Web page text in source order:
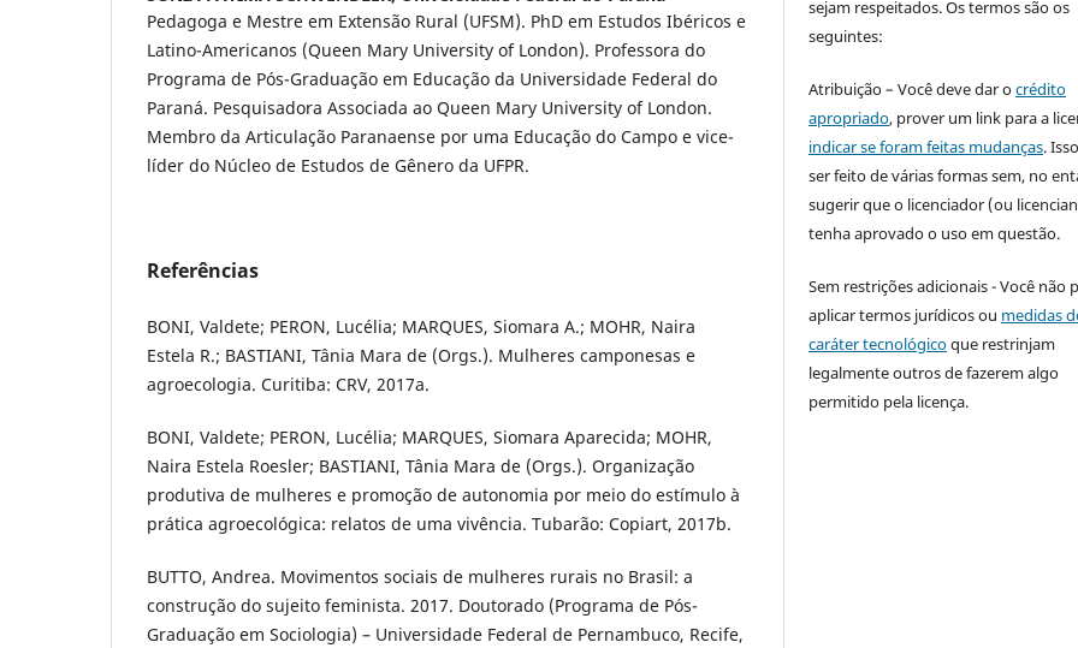
Pedagoga e Mestre em Extensão Rural (UFSM). PhD em Estudos Ibéricos e
Latino-Americanos (Queen Mary University of London). Professora do
Programa de Pós-Graduação em Educação da Universidade Federal do
Paraná. Pesquisadora Associada ao Queen Mary University of London.
Membro da Articulação Paranaense por uma Educação do Campo e vice-
líder do Núcleo de Estudos de Gênero da UFPR.
Referências
BONI, Valdete; PERON, Lucélia; MARQUES, Siomara A.; MOHR, Naira
Estela R.; BASTIANI, Tânia Mara de (Orgs.). Mulheres camponesas e
agroecologia. Curitiba: CRV, 2017a.
BONI, Valdete; PERON, Lucélia; MARQUES, Siomara Aparecida; MOHR,
Naira Estela Roesler; BASTIANI, Tânia Mara de (Orgs.). Organização
produtiva de mulheres e promoção de autonomia por meio do estímulo à
prática agroecológica: relatos de uma vivência. Tubarão: Copiart, 2017b.
BUTTO, Andrea. Movimentos sociais de mulheres rurais no Brasil: a
construção do sujeito feminista. 2017. Doutorado (Programa de Pós-
Graduação em Sociologia) – Universidade Federal de Pernambuco, Recife,
sejam respeitados. Os termos são os
seguintes:
Atribuição – Você deve dar ocrédito
apropriado, prover um link para a
indicar se foram feitas mudanças.
ser feito de várias formas sem, no
sugerir que o licenciador (ou
tenha aprovado o uso em questão.
Sem restrições adicionais - Você não
aplicar termos jurídicos ou medidas
caráter tecnológicoque restrinjam
legalmente outros de fazerem algo
permitido pela licença.